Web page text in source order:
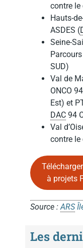
contre le
Hauts-
ASDES (
Seine-
SUD)
Val de
ONCO
Est) et
DAC 94
Val
contre le
à projets
Source : ARS
Les